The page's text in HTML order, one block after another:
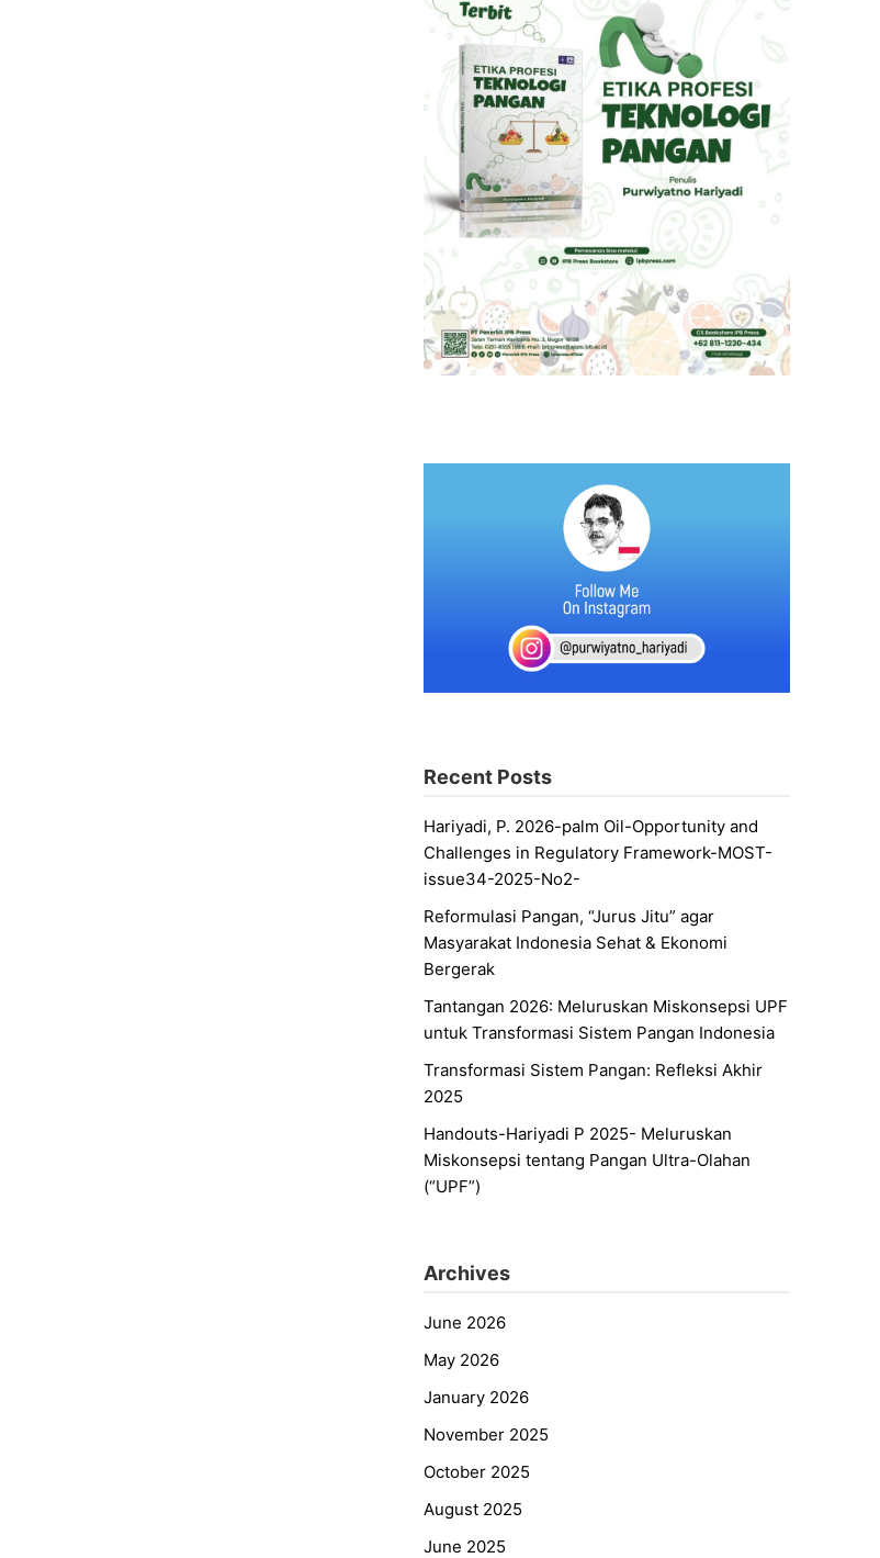
Recent Posts
Hariyadi, P. 2026-palm Oil-Opportunity and
Challenges in Regulatory Framework-MOST-
issue34-2025-No2-
Reformulasi Pangan, “Jurus Jitu” agar
Masyarakat Indonesia Sehat & Ekonomi
Bergerak
Tantangan 2026: Meluruskan Miskonsepsi UPF
untuk Transformasi Sistem Pangan Indonesia
Transformasi Sistem Pangan: Refleksi Akhir
2025
Handouts-Hariyadi P 2025- Meluruskan
Miskonsepsi tentang Pangan Ultra-Olahan
(“UPF”)
Archives
June 2026
May 2026
January 2026
November 2025
October 2025
August 2025
June 2025